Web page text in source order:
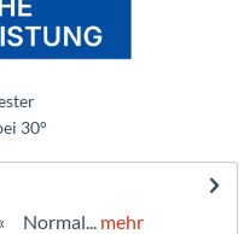
30°
Normal... mehr